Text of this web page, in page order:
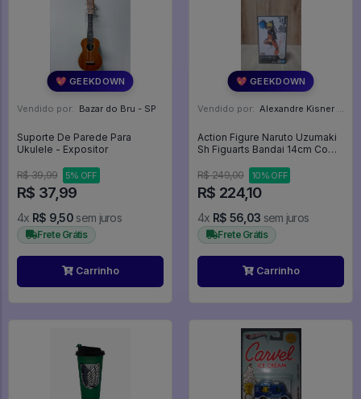
💖 GEEKDOWN
Vendido por: Bazar do Bru - SP
Suporte De Parede Para
Ukulele - Expositor
R$ 39,99 5% OFF
R$ 37,99
4x R$ 9,50 sem juros
Frete Grátis
Carrinho
💖 GEEKDOWN
Vendido por: Alexandre Kisner - PR
Action Figure Naruto Uzumaki
Sh Figuarts Bandai 14cm Com
Shippuden
R$ 249,00 10% OFF
R$ 224,10
4x R$ 56,03 sem juros
Frete Grátis
Carrinho